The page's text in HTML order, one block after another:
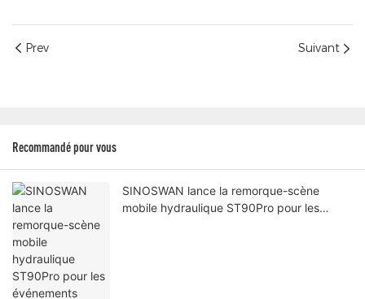
Prev Suivant
Recommandé pour vous
SINOSWAN lance la remorque-scène
mobile hydraulique ST90Pro pour les